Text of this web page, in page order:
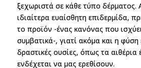
ξεχωριστά σε κάθε τύπο
ιδιαίτερα ευαίσθητη επιδερμίδα,
το προϊόν -ένας κανόνας που
συμβατικά-, γιατί ακόμα και η φύση
δραστικές ουσίες, όπως τα αιθέρια
ενδέχεται να μας ερεθίσουν.